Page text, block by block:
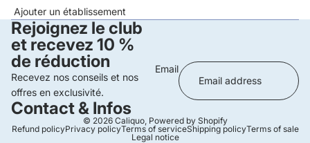
Ajouter un établissement
Rejoignez le club
et recevez 10 %
de réduction
Recevez nos conseils et nos
offres en exclusivité.
Email
Contact & Infos
© 2026 Caliquo, Powered by Shopify
Refund policyPrivacy policyTerms of serviceShipping policyTerms of sale
Legal notice